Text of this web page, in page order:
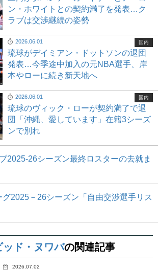
ン・ホワイトとの契約満了を発表…ク
ラブは交渉継続の姿勢
2026.06.01
琉球がデイミアン・ドットソンの退団
発表…今季途中加入の元NBA選手、岸
本やローに続き新天地へ
国内
2026.06.01
琉球のヴィック・ローが契約満了で退
団「沖縄、愛しています」在籍3シーズ
ンで別れ
国内
2025-26シーズン最終ロスターの去就ま
グ2025－26シーズン「自由交渉選手リス
ッド・ヌワバの関連記事
2026.07.02